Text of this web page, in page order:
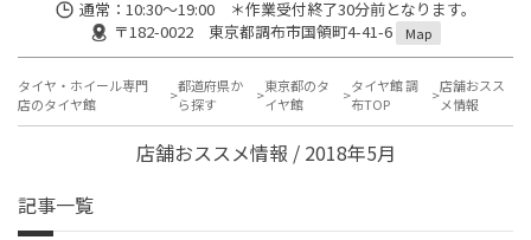
通常：10:30～19:00 ＊作業受付終了30分前となります。
〒182-0022 東京都調布市国領町4-41-6
Map
タイヤ・ホイール専門
店のタイヤ館
都道府県か
ら探す
東京都のタ
イヤ館
タイヤ館 調
布TOP
店舗おスス
メ情報
店舗おススメ情報 / 2018年5月
記事一覧